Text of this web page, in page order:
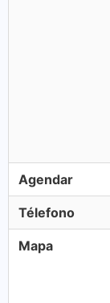
Agendar
Télefono
Mapa